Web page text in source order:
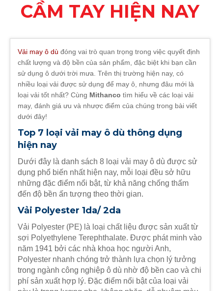
CẦM TAY HIỆN NAY
Vải may ô dù đóng vai trò quan trọng trong việc quyết định
chất lượng và độ bền của sản phẩm, đặc biệt khi bạn cần
sử dụng ô dưới trời mưa. Trên thị trường hiện nay, có
nhiều loại vải được sử dụng để may ô, nhưng đâu mới là
loại vải tốt nhất? Cùng Mithanco tìm hiểu về các loại vải
may, đánh giá ưu và nhược điểm của chúng trong bài viết
dưới đây!
Top 7 loại vải may ô dù thông dụng
hiện nay
Dưới đây là danh sách 8 loại vải may ô dù được sử
dụng phổ biến nhất hiện nay, mỗi loại đều sở hữu
những đặc điểm nổi bật, từ khả năng chống thấm
đến độ bền ấn tượng theo thời gian.
Vải Polyester 1da/ 2da
Vải Polyester (PE) là loại chất liệu được sản xuất từ
sợi Polyethylene Terephthalate. Được phát minh vào
năm 1941 bởi các nhà khoa học người Anh,
Polyester nhanh chóng trở thành lựa chọn lý tưởng
trong ngành công nghiệp ô dù nhờ độ bền cao và chi
phí sản xuất hợp lý. Đặc điểm nổi bật của loại vải